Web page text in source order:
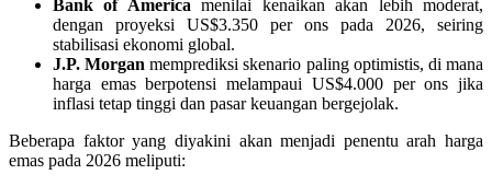
Bank of America menilai kenaikan akan lebih moderat,
dengan proyeksi US$3.350 per ons pada 2026, seiring
stabilisasi ekonomi global.
J.P. Morgan memprediksi skenario paling optimistis, di mana
harga emas berpotensi melampaui US$4.000 per ons jika
inflasi tetap tinggi dan pasar keuangan bergejolak.
Beberapa faktor yang diyakini akan menjadi penentu arah harga
emas pada 2026 meliputi: